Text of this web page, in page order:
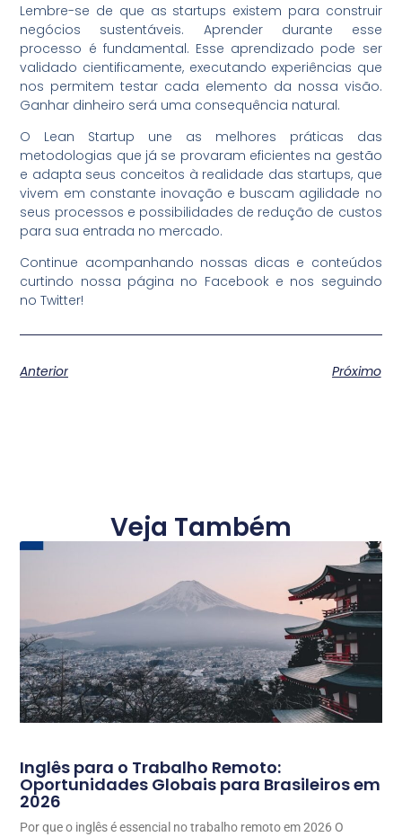
Lembre-se de que as startups existem para construir
negócios sustentáveis. Aprender durante esse
processo é fundamental. Esse aprendizado pode ser
validado cientificamente, executando experiências que
nos permitem testar cada elemento da nossa visão.
Ganhar dinheiro será uma consequência natural.
O Lean Startup une as melhores práticas das
metodologias que já se provaram eficientes na gestão
e adapta seus conceitos à realidade das startups, que
vivem em constante inovação e buscam agilidade no
seus processos e possibilidades de redução de custos
para sua entrada no mercado.
Continue acompanhando nossas dicas e conteúdos
curtindo nossa página no Facebook e nos seguindo
no Twitter!
Anterior Próximo
Veja Também
Inglês para o Trabalho Remoto:
Oportunidades Globais para Brasileiros em
2026
Por que o inglês é essencial no trabalho remoto em 2026 O